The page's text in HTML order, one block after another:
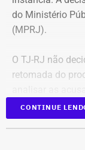
do Ministério
(MPRJ).
O TJ-RJ não
retomada do
houve uso
CONTINUE